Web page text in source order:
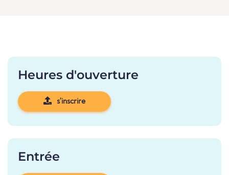
Heures d'ouverture
s'inscrire
Entrée